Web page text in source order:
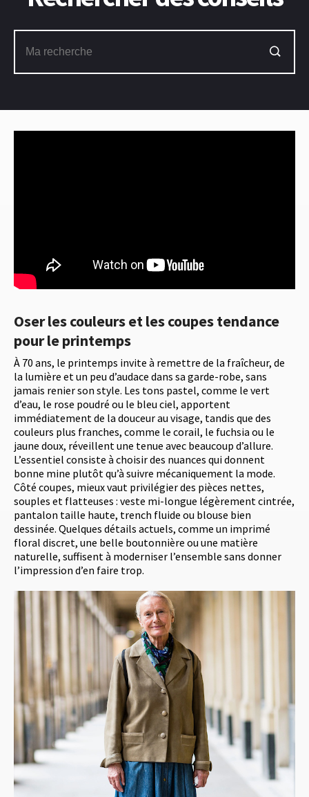
Oser les couleurs et les coupes tendance
pour le printemps
À 70 ans, le printemps invite à remettre de la fraîcheur, de
la lumière et un peu d’audace dans sa garde-robe, sans
jamais renier son style. Les tons pastel, comme le vert
d’eau, le rose poudré ou le bleu ciel, apportent
immédiatement de la douceur au visage, tandis que des
couleurs plus franches, comme le corail, le fuchsia ou le
jaune doux, réveillent une tenue avec beaucoup d’allure.
L’essentiel consiste à choisir des nuances qui donnent
bonne mine plutôt qu’à suivre mécaniquement la mode.
Côté coupes, mieux vaut privilégier des pièces nettes,
souples et flatteuses : veste mi-longue légèrement cintrée,
pantalon taille haute, trench fluide ou blouse bien
dessinée. Quelques détails actuels, comme un imprimé
floral discret, une belle boutonnière ou une matière
naturelle, suffisent à moderniser l’ensemble sans donner
l’impression d’en faire trop.